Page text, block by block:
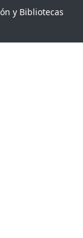
y Bibliotecas